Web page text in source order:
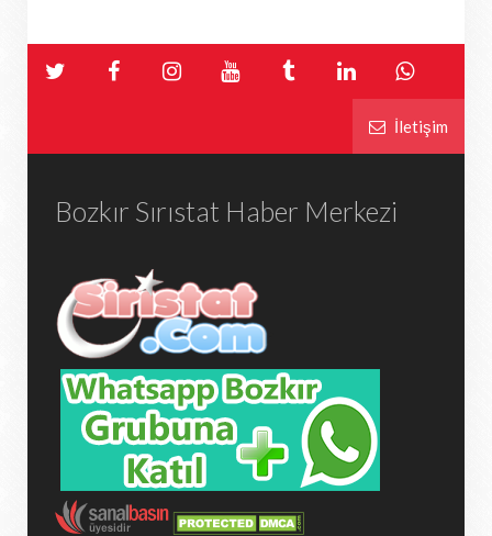
İletişim
Bozkır Sırıstat Haber Merkezi